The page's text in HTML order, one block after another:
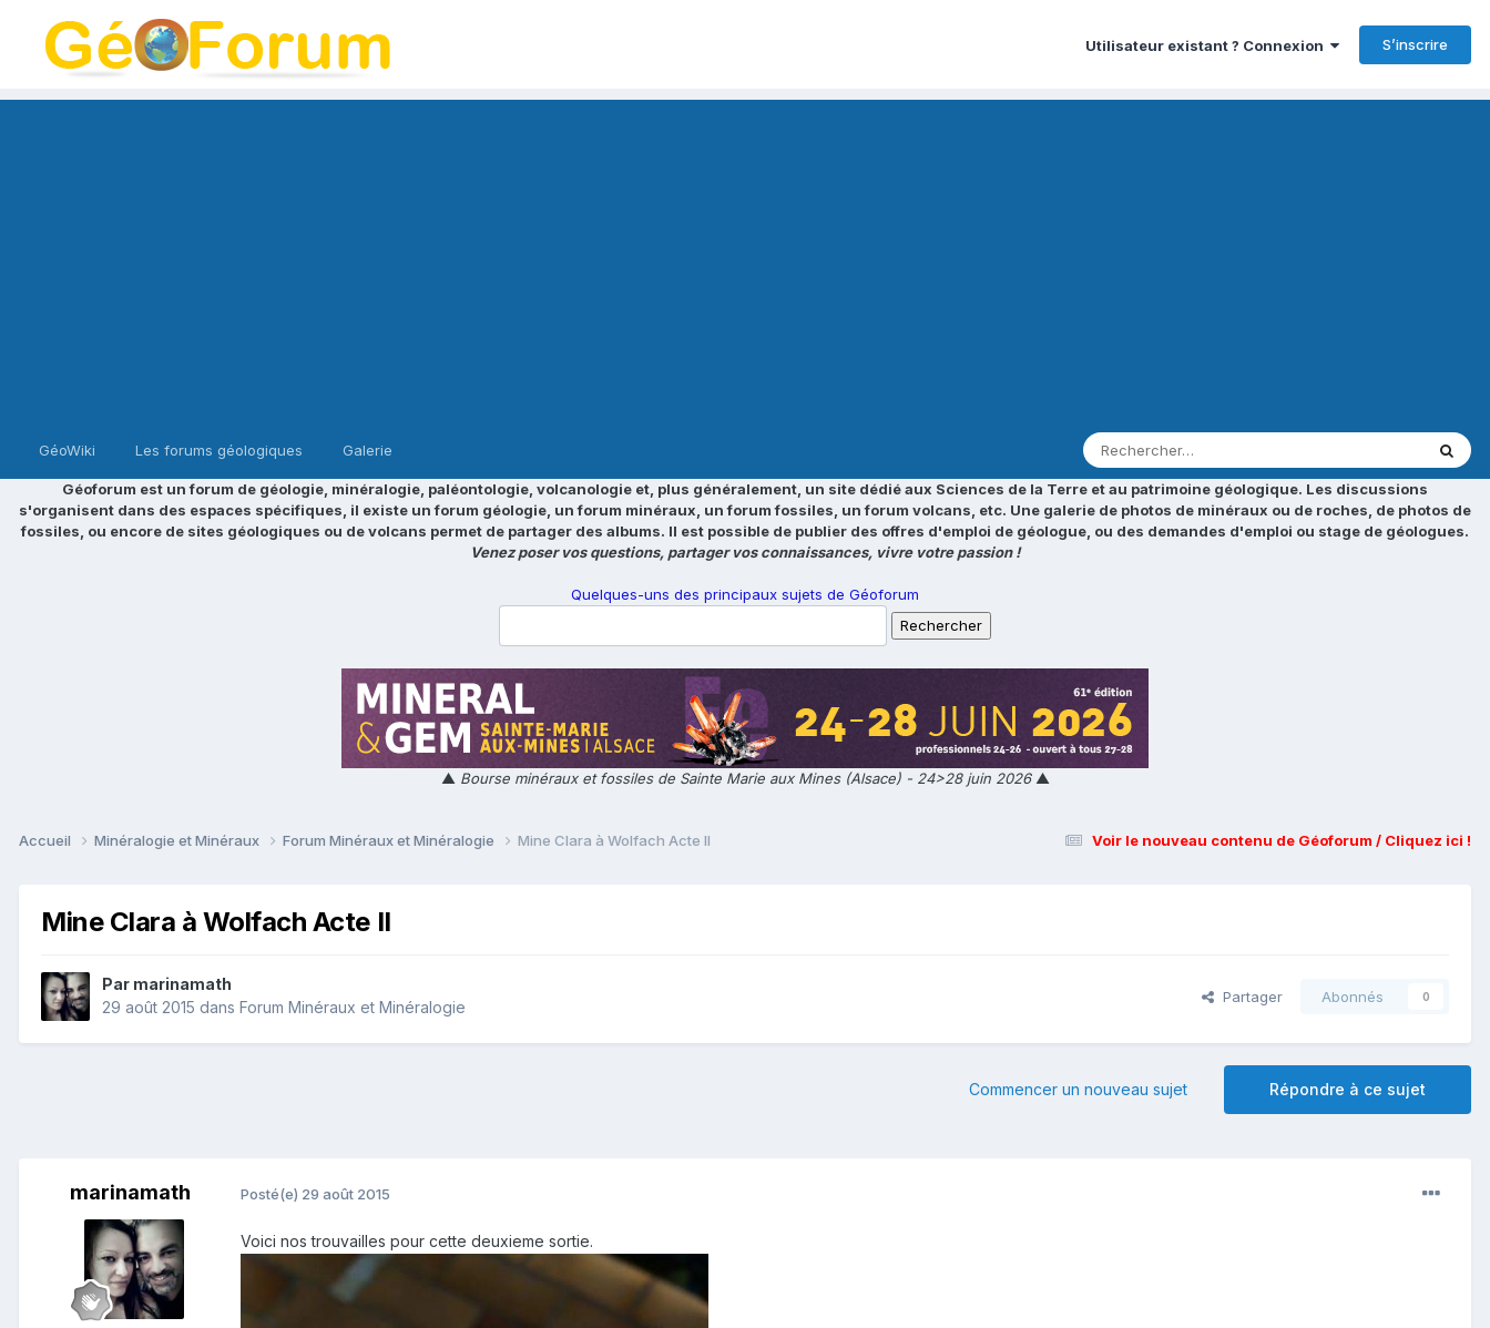
Utilisateur existant ? Connexion S’inscrire
GéoWiki Les forums géologiques Galerie
Géoforum est un forum de géologie, minéralogie, paléontologie, volcanologie et, plus généralement, un site dédié aux Sciences de la Terre et au patrimoine géologique. Les discussions
s'organisent dans des espaces spécifiques, il existe un forum géologie, un forum minéraux, un forum fossiles, un forum volcans, etc. Une galerie de photos de minéraux ou de roches, de photos de
fossiles, ou encore de sites géologiques ou de volcans permet de partager des albums. Il est possible de publier des offres d'emploi de géologue, ou des demandes d'emploi ou stage de géologues.
Venez poser vos questions, partager vos connaissances, vivre votre passion !
Quelques-uns des principaux sujets de Géoforum
▲ Bourse minéraux et fossiles de Sainte Marie aux Mines (Alsace) - 24>28 juin 2026▲
Voir le nouveau contenu de Géoforum / Cliquez ici !
Accueil Minéralogie et Minéraux Forum Minéraux et Minéralogie Mine Clara à Wolfach Acte II
Mine Clara à Wolfach Acte II
Par marinamath
29 août 2015 dans Forum Minéraux et Minéralogie
Partager Abonnés 0
Répondre à ce sujet
Commencer un nouveau sujet
marinamath Posté(e) 29 août 2015
Voici nos trouvailles pour cette deuxieme sortie.